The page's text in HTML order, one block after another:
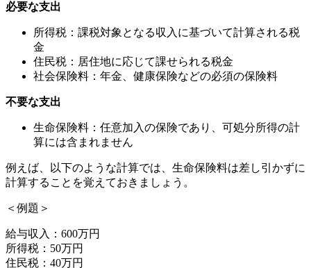
必要な支出
所得税：課税対象となる収入に基づいて計算される税
金
住民税：居住地に応じて課せられる税金
社会保険料：年金、健康保険などの必須の保険料
不要な支出
生命保険料：任意加入の保険であり、可処分所得の計
算には含まれません
例えば、以下のような計算では、生命保険料は差し引かずに
計算することを覚えておきましょう。
＜例題＞
給与収入：600万円
所得税：50万円
住民税：40万円